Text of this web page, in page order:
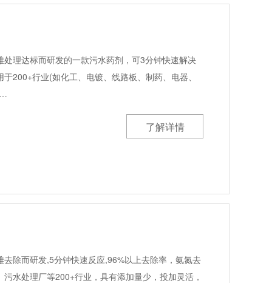
理达标而研发的一款污水药剂，可3分钟快速解决
200+行业(如化工、电镀、线路板、制药、电器、
了解详情
除而研发,5分钟快速反应,96%以上去除率，氨氮去
水处理厂等200+行业，具有添加量少，投加灵活，